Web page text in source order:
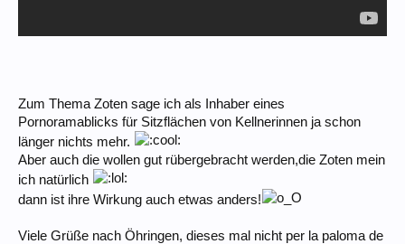
Zum Thema Zoten sage ich als Inhaber eines
Pornoramablicks für Sitzflächen von Kellnerinnen ja schon
länger nichts mehr.
Aber auch die wollen gut rübergebracht werden,die Zoten mein
ich natürlich
dann ist ihre Wirkung auch etwas anders!
Viele Grüße nach Öhringen, dieses mal nicht per la paloma de